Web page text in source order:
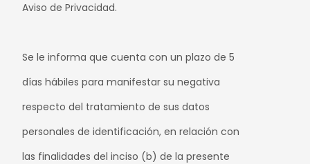
Aviso de Privacidad.
Se le informa que cuenta con un plazo de 5
días hábiles para manifestar su negativa
respecto del tratamiento de sus datos
personales de identificación, en relación con
las finalidades del inciso (b) de la presente